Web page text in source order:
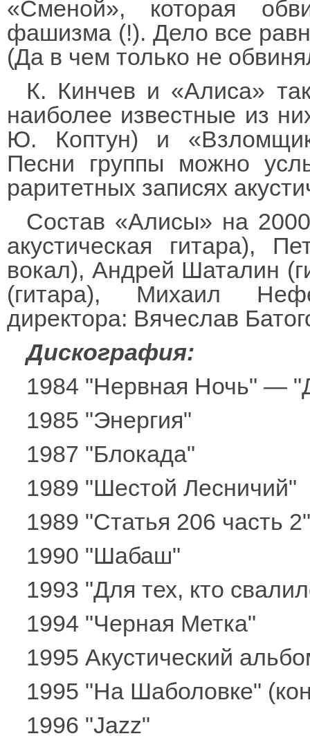
«Сменой», которая
фашизма (!). Дело все
(Да в чем только не
К. Кинчев и «Алиса»
наиболее известные из
Ю. Коптун) и
Песни группы можно
раритетных записях
Состав «Алисы» на
акустическая гитара),
вокал), Андрей Шаталин
(гитара), Михаил
директора: Вячеслав
Дискография:
1984 "Нервная Ночь" —
1985 "Энергия"
1987 "Блокада"
1989 "Шестой Лесничий"
1989 "Статья 206 часть 2"
1990 "Шабаш"
1993 "Для тех, кто
1994 "Черная Метка"
1995 Акустический
1995 "На Шаболовке"
1996 "Jazz"